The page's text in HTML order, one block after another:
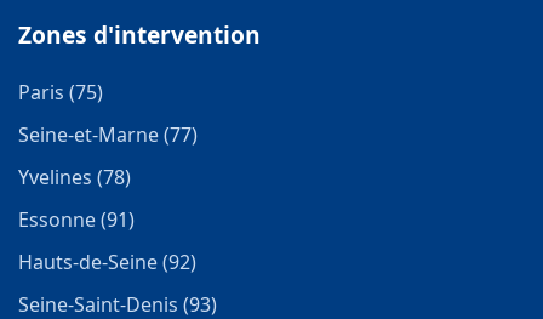
Zones d'intervention
Paris (75)
Seine-et-Marne (77)
Yvelines (78)
Essonne (91)
Hauts-de-Seine (92)
Seine-Saint-Denis (93)